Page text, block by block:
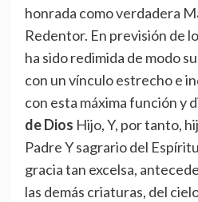
honrada como verdadera
Redentor. En previsión de
ha sido redimida de modo
con un vínculo estrecho e
con esta máxima función y
de Dios Hijo, Y, por tanto,
Padre Y sagrario del
gracia tan excelsa,
las demás criaturas, del